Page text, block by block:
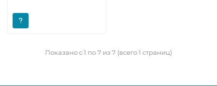
Показано с 1 по 7 из 7 (всего 1 страниц)